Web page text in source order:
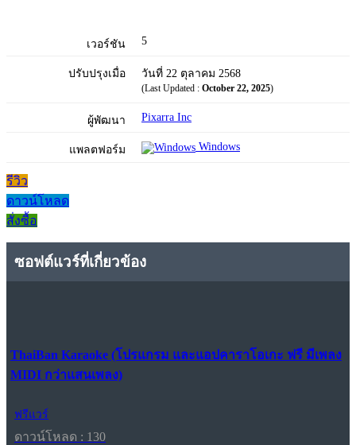
เวอร์ชัน 5
ปรับปรุงเมื่อ วันที่ 22 ตุลาคม 2568
(Last Updated : October 22, 2025)
ผู้พัฒนา Pixarra Inc
แพลตฟอร์ม Windows
รีวิว
ดาวน์โหลด
สั่งซื้อ
ซอฟต์แวร์ที่เกี่ยวข้อง
ThaiBan Karaoke (โปรแกรม และแอปคาราโอเกะ ฟรี มีเพลง
MIDI กว่าแสนเพลง)
ฟรีแวร์
ดาวน์โหลด : 130